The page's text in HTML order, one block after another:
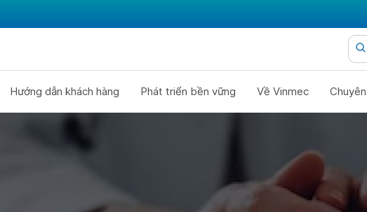
Hướng dẫn khách hàng Phát triển bền vững Về Vinmec